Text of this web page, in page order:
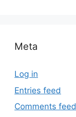
Meta
Log in
Entries feed
Comments feed